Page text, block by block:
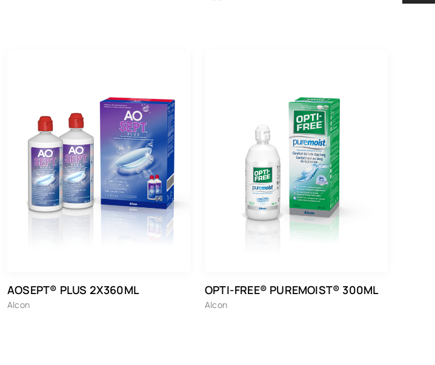
AOSEPT® PLUS 2X360ML
Alcon
OPTI-FREE® PUREMOIST® 300ML
Alcon